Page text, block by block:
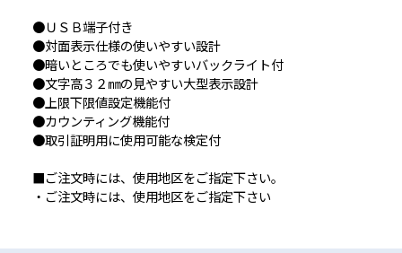
●ＵＳＢ端子付き
●対面表示仕様の使いやすい設計
●暗いところでも使いやすいバックライト付
●文字高３２㎜の見やすい大型表示設計
●上限下限値設定機能付
●カウンティング機能付
●取引証明用に使用可能な検定付
■ご注文時には、使用地区をご指定下さい。
・ご注文時には、使用地区をご指定下さい